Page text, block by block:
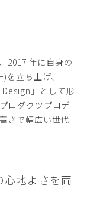
2017 年に自身の
立ち上げ、
」として形
ロダクツプロデ
さで幅広い世代
心地よさを両